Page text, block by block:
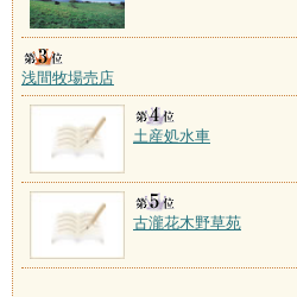
浅間牧場売店
土産処水車
古瀧花木野草苑